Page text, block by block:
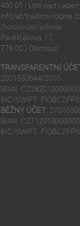
400 01 | Ústí nad Labem
info/at/tradicni-
Doručovací adresa:
Pavelčákova 17,
779 00 | Olomouc
TRANSPARENTNÍ
2001550644/2010
IBAN:
BIC/SWIFT:
BĚŽNÝ ÚČET:
IBAN:
BIC/SWIFT: